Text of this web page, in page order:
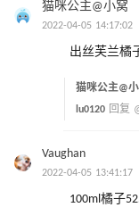
猫咪公主@小窝
2022-04-05 14:17:02
出丝芙兰橘
猫咪公主@
lu0120 回复
Vaughan
2022-04-05 13:41:17
100ml橘子